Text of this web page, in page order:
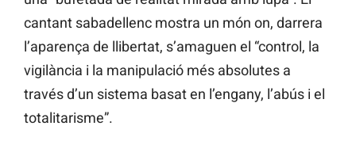
cantant sabadellenc mostra un món on, darrera
l’aparença de llibertat, s’amaguen el “control, la
vigilància i la manipulació més absolutes a
través d’un sistema basat en l’engany, l’abús i el
totalitarisme”.